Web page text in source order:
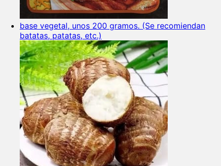
base vegetal, unos 200 gramos. (Se recomiendan
batatas, patatas, etc.)